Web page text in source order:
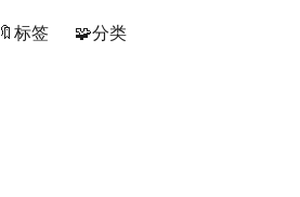
🔖标签 🧩分类